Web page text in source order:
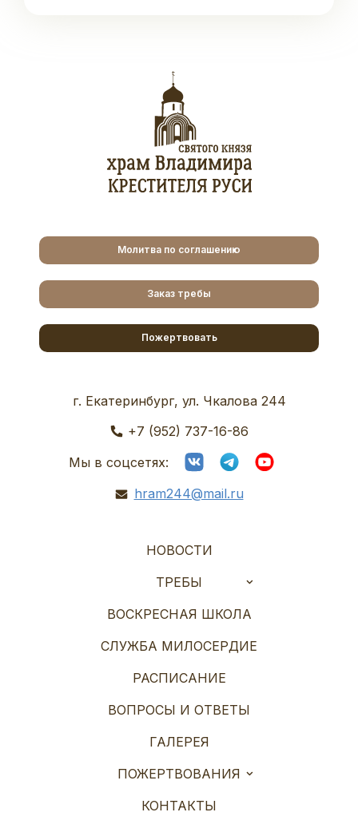
Молитва по соглашению
Заказ требы
Пожертвовать
г. Екатеринбург, ул. Чкалова 244
+7 (952) 737-16-86
Мы в соцсетях:
hram244@mail.ru
НОВОСТИ
ТРЕБЫ
ВОСКРЕСНАЯ ШКОЛА
СЛУЖБА МИЛОСЕРДИЕ
РАСПИСАНИЕ
ВОПРОСЫ И ОТВЕТЫ
ГАЛЕРЕЯ
ПОЖЕРТВОВАНИЯ
КОНТАКТЫ